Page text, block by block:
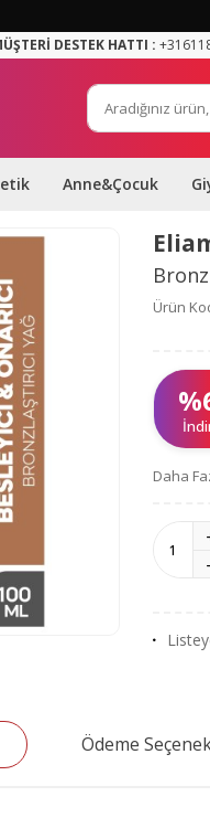
DESTEK HATTI :
Anne&Çocuk
Ürün
%
Daha
Ödeme